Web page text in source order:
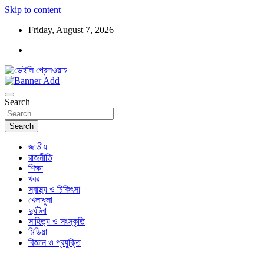
Skip to content
Friday, August 7, 2026
ডেইলি প্রেসওয়াচ
Search
Search
জাতীয়
রাজনীতি
শিক্ষা
খবর
স্বাস্থ্য ও চিকিৎসা
খেলাধুলা
দুর্ঘটনা
সাহিত্য ও সংস্কৃতি
মিডিয়া
বিজ্ঞান ও প্রযুক্তি